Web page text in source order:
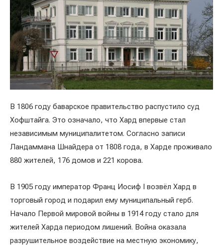
В 1806 году баварское правительство распустило суд
Хофштайга. Это означало, что Хард впервые стал
независимым муниципалитетом. Согласно записи
Ландаммана Шнайдера от 1808 года, в Харде проживало
880 жителей, 176 домов и 221 корова.
В 1905 году император Франц Иосиф I возвёл Хард в
торговый город и подарил ему муниципальный герб.
Начало Первой мировой войны в 1914 году стало для
жителей Харда периодом лишений. Война оказала
разрушительное воздействие на местную экономику,